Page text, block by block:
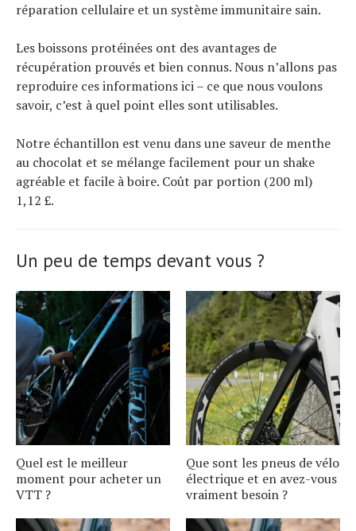
réparation cellulaire et un système immunitaire sain.
Les boissons protéinées ont des avantages de
récupération prouvés et bien connus. Nous n’allons pas
reproduire ces informations ici – ce que nous voulons
savoir, c’est à quel point elles sont utilisables.
Notre échantillon est venu dans une saveur de menthe
au chocolat et se mélange facilement pour un shake
agréable et facile à boire. Coût par portion (200 ml)
1,12 £.
Un peu de temps devant vous ?
Quel est le meilleur
moment pour acheter un
VTT ?
Que sont les pneus de vélo
électrique et en avez-vous
vraiment besoin ?